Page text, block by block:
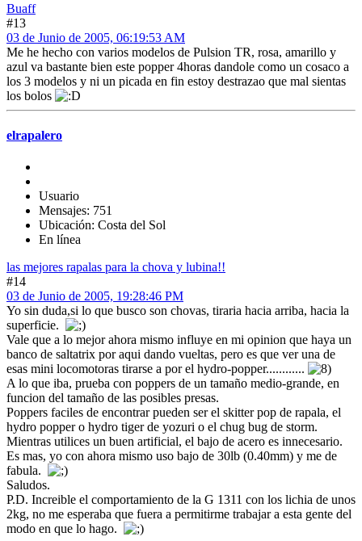
Buaff
#13
03 de Junio de 2005, 06:19:53 AM
Me he hecho con varios modelos de Pulsion TR, rosa, amarillo y
azul va bastante bien este popper 4horas dandole como un cosaco a
los 3 modelos y ni un picada en fin estoy destrazao que mal sientas
los bolos
elrapalero
Usuario
Mensajes: 751
Ubicación: Costa del Sol
En línea
las mejores rapalas para la chova y lubina!!
#14
03 de Junio de 2005, 19:28:46 PM
Yo sin duda,si lo que busco son chovas, tiraria hacia arriba, hacia la
superficie.
Vale que a lo mejor ahora mismo influye en mi opinion que haya un
banco de saltatrix por aqui dando vueltas, pero es que ver una de
esas mini locomotoras tirarse a por el hydro-popper............
A lo que iba, prueba con poppers de un tamaño medio-grande, en
funcion del tamaño de las posibles presas.
Poppers faciles de encontrar pueden ser el skitter pop de rapala, el
hydro popper o hydro tiger de yozuri o el chug bug de storm.
Mientras utilices un buen artificial, el bajo de acero es innecesario.
Es mas, yo con ahora mismo uso bajo de 30lb (0.40mm) y me de
fabula.
Saludos.
P.D. Increible el comportamiento de la G 1311 con los lichia de unos
2kg, no me esperaba que fuera a permitirme trabajar a esta gente del
modo en que lo hago.